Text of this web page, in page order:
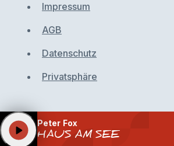
Impressum
AGB
Datenschutz
Privatsphäre
Peter Fox
HAUS AM SEE
play_arrow